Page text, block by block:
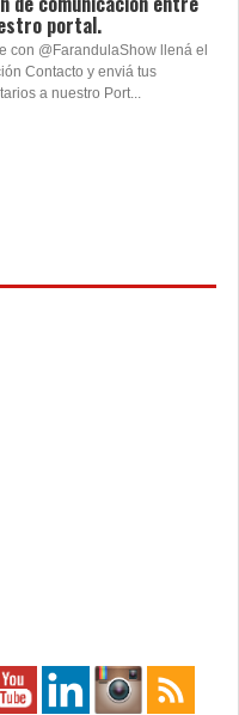
portal.
con @FarandulaShow llená el
Contacto y enviá tus
a nuestro Port...